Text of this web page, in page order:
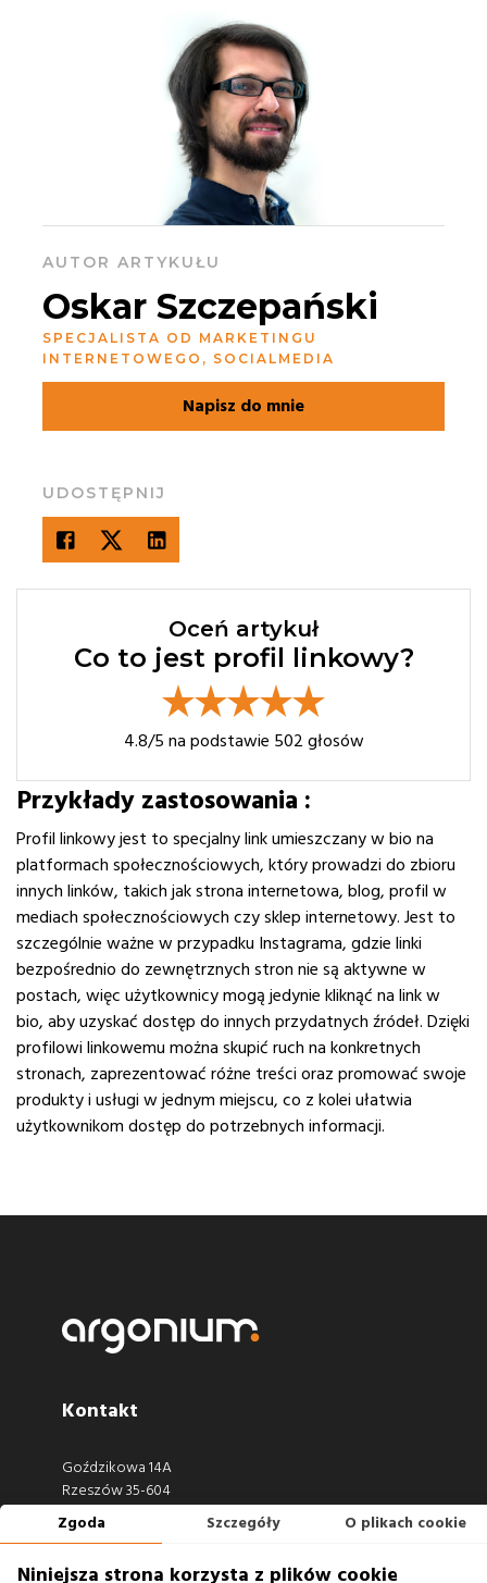
AUTOR ARTYKUŁU
Oskar Szczepański
SPECJALISTA OD MARKETINGU
INTERNETOWEGO, SOCIALMEDIA
Napisz do mnie
UDOSTĘPNIJ
Oceń artykuł
Co to jest profil linkowy?
4.8/5 na podstawie 502 głosów
Przykłady zastosowania :
Profil linkowy jest to specjalny link umieszczany w bio na
platformach społecznościowych, który prowadzi do zbioru
innych linków, takich jak strona internetowa, blog, profil w
mediach społecznościowych czy sklep internetowy. Jest to
szczególnie ważne w przypadku Instagrama, gdzie linki
bezpośrednio do zewnętrznych stron nie są aktywne w
postach, więc użytkownicy mogą jedynie kliknąć na link w
bio, aby uzyskać dostęp do innych przydatnych źródeł. Dzięki
profilowi linkowemu można skupić ruch na konkretnych
stronach, zaprezentować różne treści oraz promować swoje
produkty i usługi w jednym miejscu, co z kolei ułatwia
użytkownikom dostęp do potrzebnych informacji.
Kontakt
Goździkowa 14A
Rzeszów 35-604
Zgoda Szczegóły O plikach cookie
Niniejsza strona korzysta z plików cookie